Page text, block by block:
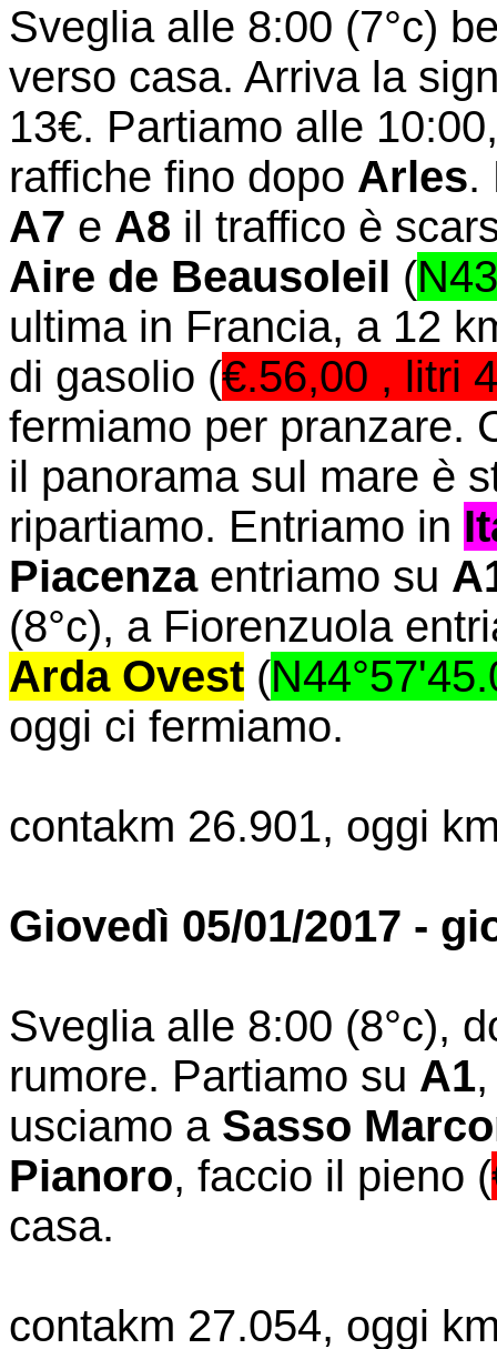
Sveglia alle 8:00 (7°c)
verso casa. Arriva la
13€. Partiamo alle
raffiche fino dopo Arles.
A7 e A8 il traffico è
Aire de Beausoleil (
ultima in Francia, a 12
di gasolio (€.56,00 , litri
fermiamo per pranzare.
il panorama sul mare è
ripartiamo. Entriamo in
Piacenzaentriamo su
(8°c), a Fiorenzuola
Arda Ovest (
oggi ci fermiamo.
contakm 26.901, oggi
Giovedì 05/01/2017 -
Sveglia alle 8:00 (8°c),
rumore. Partiamo su A1
usciamo a Sasso
Pianoro, faccio il pieno (
casa.
contakm 27.054, oggi